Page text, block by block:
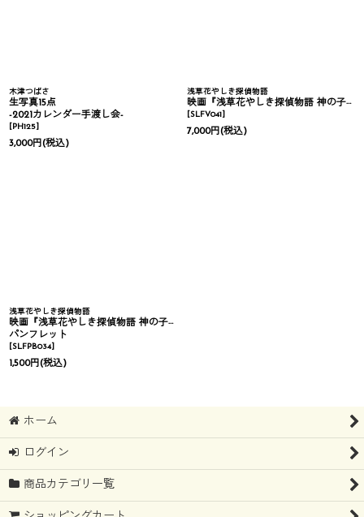
木津つばさ
生写真15点
-2021カレンダー手渡し会-
[PH125]
3,000円(税込)
浅草花やしき探偵物語
映画『浅草花やしき探偵物語 神の子は傷ついて』Blu-ray
[SLFV041]
7,000円(税込)
浅草花やしき探偵物語
映画『浅草花やしき探偵物語 神の子は傷ついて』
パンフレット
[SLFPB034]
1,500円(税込)
ホーム
ログイン
商品カテゴリ一覧